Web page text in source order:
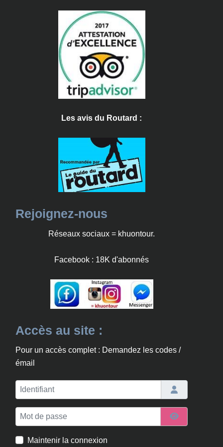
Les avis du Routard :
Rejoignez-nous
Réseaux sociaux = khuontour.
Facebook : 18K d'abonnés
Accès au site :
Pour un accès complet : Demandez les codes /
émail
Identifiant
Mot de passe
Afficher le
Maintenir la connexion